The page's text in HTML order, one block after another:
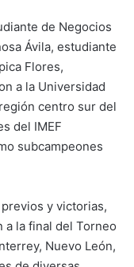
de Negocios
Ávila, estudiante
Flores,
a la Universidad
centro sur del
del IMEF
subcampeones
y victorias,
a la final del Torneo
Nuevo León,